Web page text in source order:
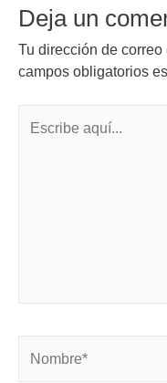
Deja un
Tu dirección de
campos obligatorios